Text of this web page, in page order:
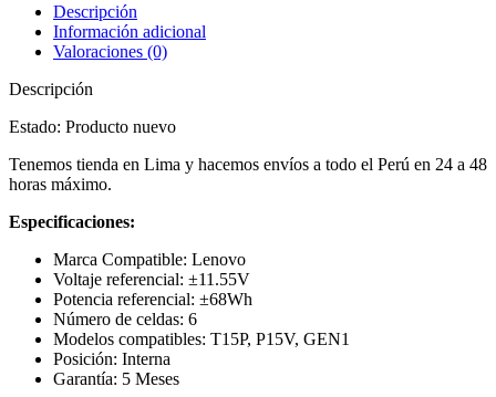
Descripción
Información adicional
Valoraciones (0)
Descripción
Estado: Producto nuevo
Tenemos tienda en Lima y hacemos envíos a todo el Perú en 24 a 48
horas máximo.
Especificaciones:
Marca Compatible: Lenovo
Voltaje referencial: ±11.55V
Potencia referencial: ±68Wh
Número de celdas: 6
Modelos compatibles: T15P, P15V, GEN1
Posición: Interna
Garantía: 5 Meses